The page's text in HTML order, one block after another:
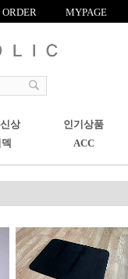
ORDER MYPAGE
R
상
인기상품
ACC